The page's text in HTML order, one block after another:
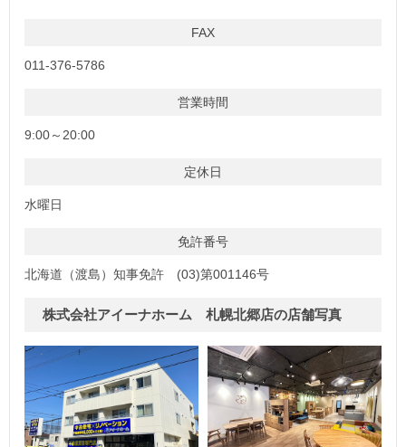
FAX
011-376-5786
営業時間
9:00～20:00
定休日
水曜日
免許番号
北海道（渡島）知事免許 (03)第001146号
株式会社アイーナホーム 札幌北郷店の店舗写真